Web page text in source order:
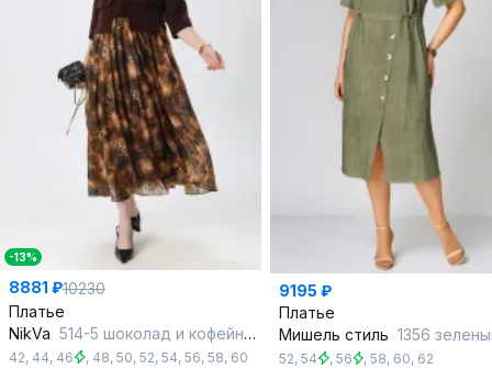
-13%
8881 ₽10230
Платье
NikVa 514-5 шоколад и кофейный леопард
42, 44, 46 , 48, 50, 52, 54, 56, 58, 60
9195 ₽
Платье
Мишель стиль 1356
52, 54 , 56 , 58, 60, 62